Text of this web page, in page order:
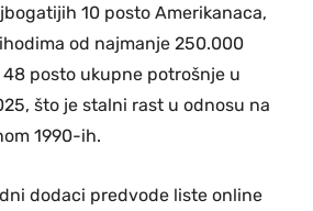
10 posto Amerikanaca,
od najmanje 250.000
posto ukupne potrošnje u
što je stalni rast u odnosu na
1990-ih.
dodaci predvode liste online